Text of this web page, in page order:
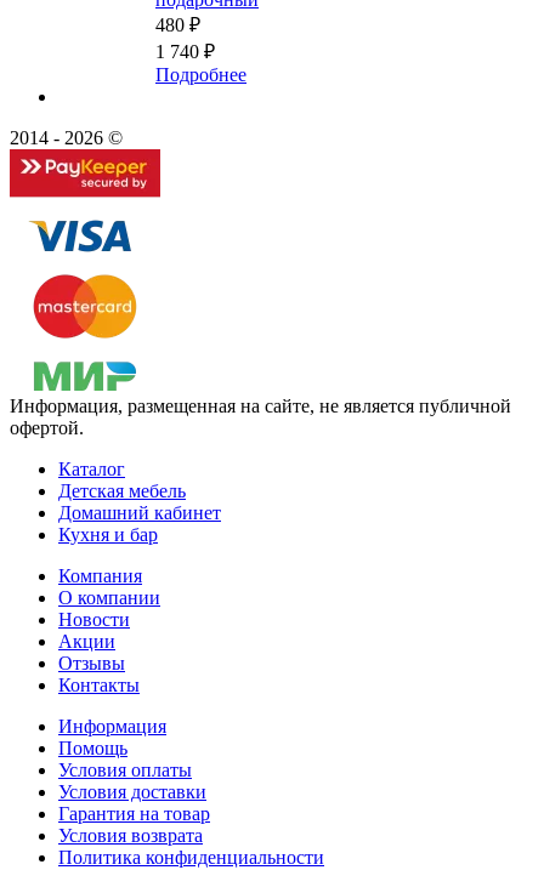
480 ₽
1 740 ₽
Подробнее
2014 - 2026 ©
Информация, размещенная на сайте, не является публичной
офертой.
Каталог
Детская мебель
Домашний кабинет
Кухня и бар
Компания
О компании
Новости
Акции
Отзывы
Контакты
Информация
Помощь
Условия оплаты
Условия доставки
Гарантия на товар
Условия возврата
Политика конфиденциальности